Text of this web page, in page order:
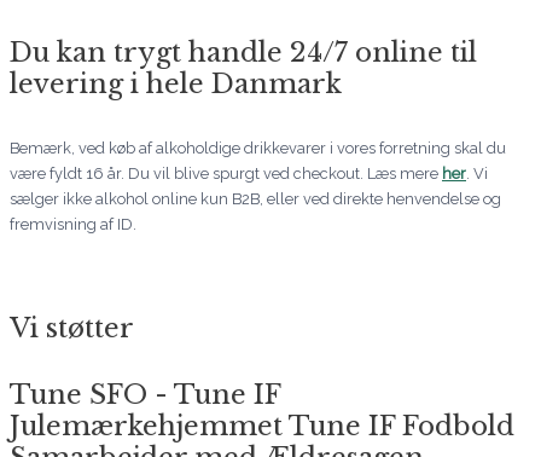
Du kan trygt handle 24/7 online til
levering i hele Danmark
Bemærk, ved køb af alkoholdige drikkevarer i vores forretning skal du
være fyldt 16 år. Du vil blive spurgt ved checkout. Læs mere her . Vi
sælger ikke alkohol online kun B2B, eller ved direkte henvendelse og
fremvisning af ID.
Vi støtter
Tune SFO - Tune IF
Julemærkehjemmet Tune IF Fodbold